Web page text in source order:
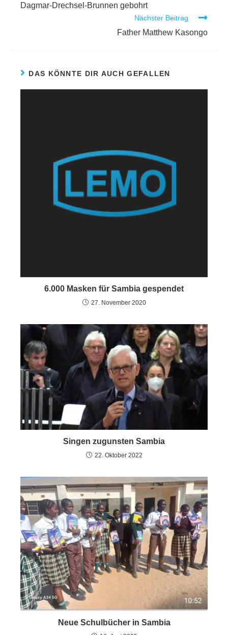
Dagmar-Drechsel-Brunnen gebohrt
Nächster Beitrag
Father Matthew Kasongo
DAS KÖNNTE DIR AUCH GEFALLEN
6.000 Masken für Sambia gespendet
27. November 2020
Singen zugunsten Sambia
22. Oktober 2022
Neue Schulbücher in Sambia